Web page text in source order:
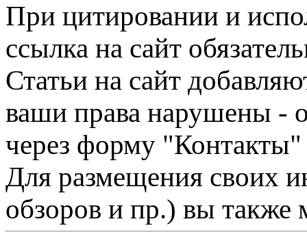
При цитировании и
ссылка на сайт
Статьи на сайт
ваши права нарушены -
через форму "Контакты"
Для размещения своих
обзоров и пр.) вы также